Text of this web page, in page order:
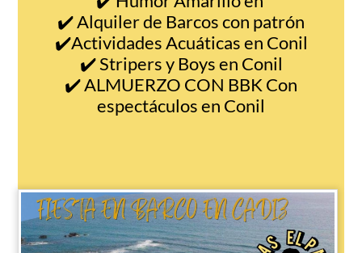
✔️ Alquiler de Barcos con patrón
✔️Actividades Acuáticas en Conil
✔️ Stripers y Boys en Conil
✔️ ALMUERZO CON BBK Con
espectáculos en Conil